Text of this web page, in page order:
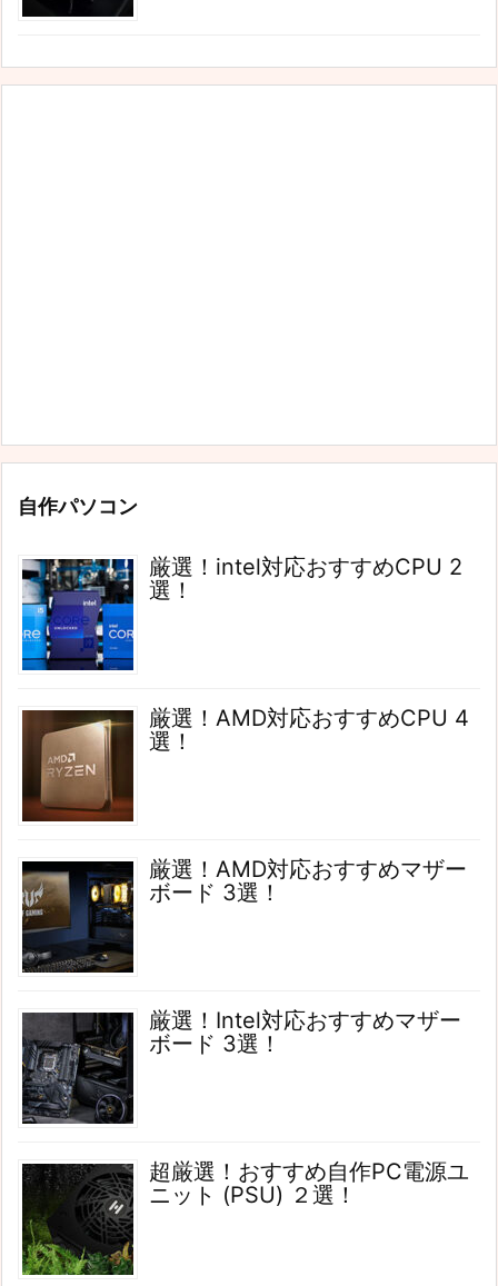
自作パソコン
厳選！intel対応おすすめCPU 2
選！
厳選！AMD対応おすすめCPU 4
選！
厳選！AMD対応おすすめマザー
ボード 3選！
厳選！Intel対応おすすめマザー
ボード 3選！
超厳選！おすすめ自作PC電源ユ
ニット (PSU) ２選！